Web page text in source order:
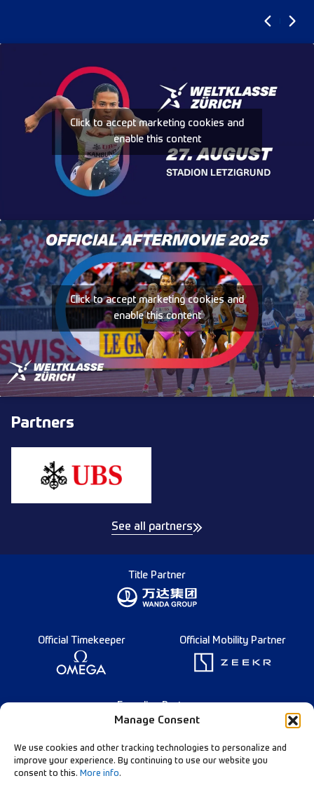
Manage Consent
We use cookies and other tracking technologies to personalize and
improve your experience. By continuing to use our website you
consent to this. More info.
Click to accept marketing cookies and
enable this content
Click to accept marketing cookies and
enable this content
Partners
See all partners
Title Partner
Official Timekeeper Official Mobility Partner